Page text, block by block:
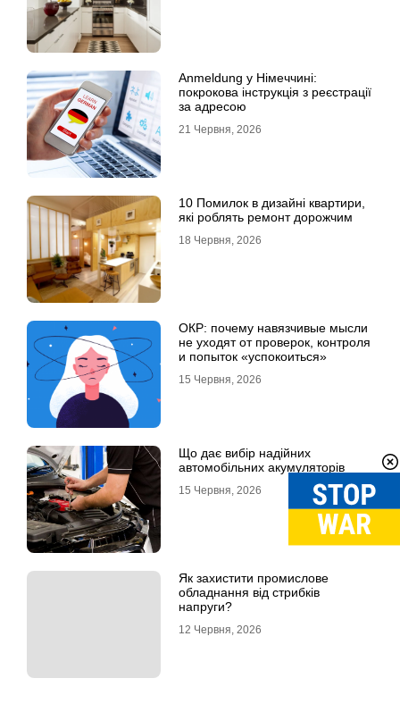
Anmeldung у Німеччині:
покрокова інструкція з реєстрації
за адресою
21 Червня, 2026
10 Помилок в дизайні квартири,
які роблять ремонт дорожчим
18 Червня, 2026
ОКР: почему навязчивые мысли
не уходят от проверок, контроля
и попыток «успокоиться»
15 Червня, 2026
Що дає вибір надійних
автомобільних акумуляторів
15 Червня, 2026
Як захистити промислове
обладнання від стрибків
напруги?
12 Червня, 2026